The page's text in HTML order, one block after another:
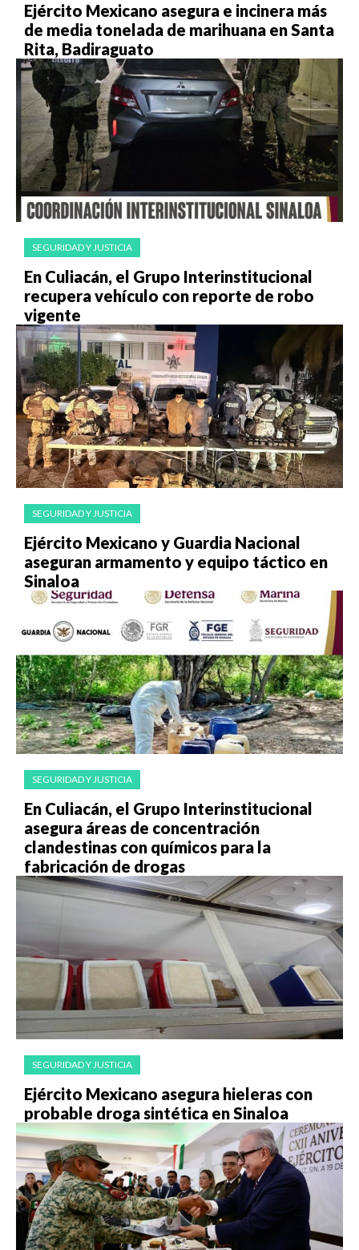
Ejército Mexicano asegura e incinera más
de media tonelada de marihuana en Santa
Rita, Badiraguato
SEGURIDAD Y JUSTICIA
En Culiacán, el Grupo Interinstitucional
recupera vehículo con reporte de robo
vigente
SEGURIDAD Y JUSTICIA
Ejército Mexicano y Guardia Nacional
aseguran armamento y equipo táctico en
Sinaloa
SEGURIDAD Y JUSTICIA
En Culiacán, el Grupo Interinstitucional
asegura áreas de concentración
clandestinas con químicos para la
fabricación de drogas
SEGURIDAD Y JUSTICIA
Ejército Mexicano asegura hieleras con
probable droga sintética en Sinaloa